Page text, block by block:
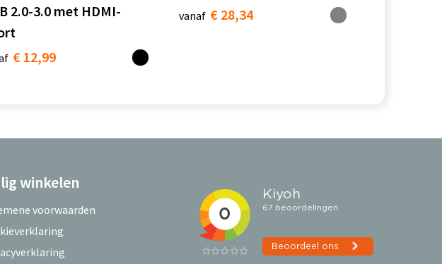
2.0-3.0 met HDMI-
€ 12,99
vanaf € 28,34
winkelen
voorwaarden